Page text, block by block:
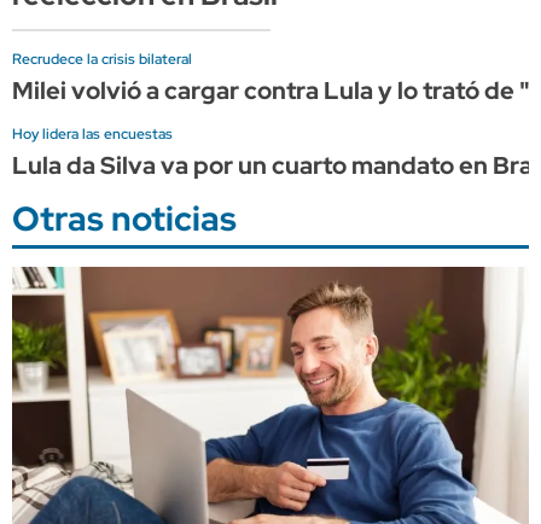
Recrudece la crisis bilateral
Milei volvió a cargar contra Lula y lo trató de
Hoy lidera las encuestas
Lula da Silva va por un cuarto mandato en
Otras noticias